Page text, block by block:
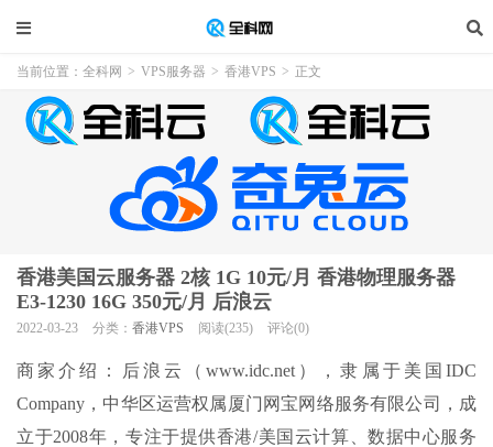
当前位置： 全科网 > VPS服务器 > 香港VPS > 正文
香港美国云服务器 2核 1G 10元/月 香港物理服务器
E3-1230 16G 350元/月 后浪云
2022-03-23 分类： 香港VPS 阅读(235) 评论(0)
商家介绍：后浪云（www.idc.net），隶属于美国IDC
Company，中华区运营权属厦门网宝网络服务有限公司，成
立于2008年，专注于提供香港/美国云计算、数据中心服务